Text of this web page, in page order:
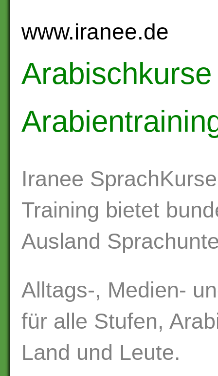
www.iranee.de
Iranee
Training bietet
Ausland
Alltags-, Medien-
für alle Stufen,
Land und Leute.